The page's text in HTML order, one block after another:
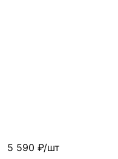
5 590 ₽/шт